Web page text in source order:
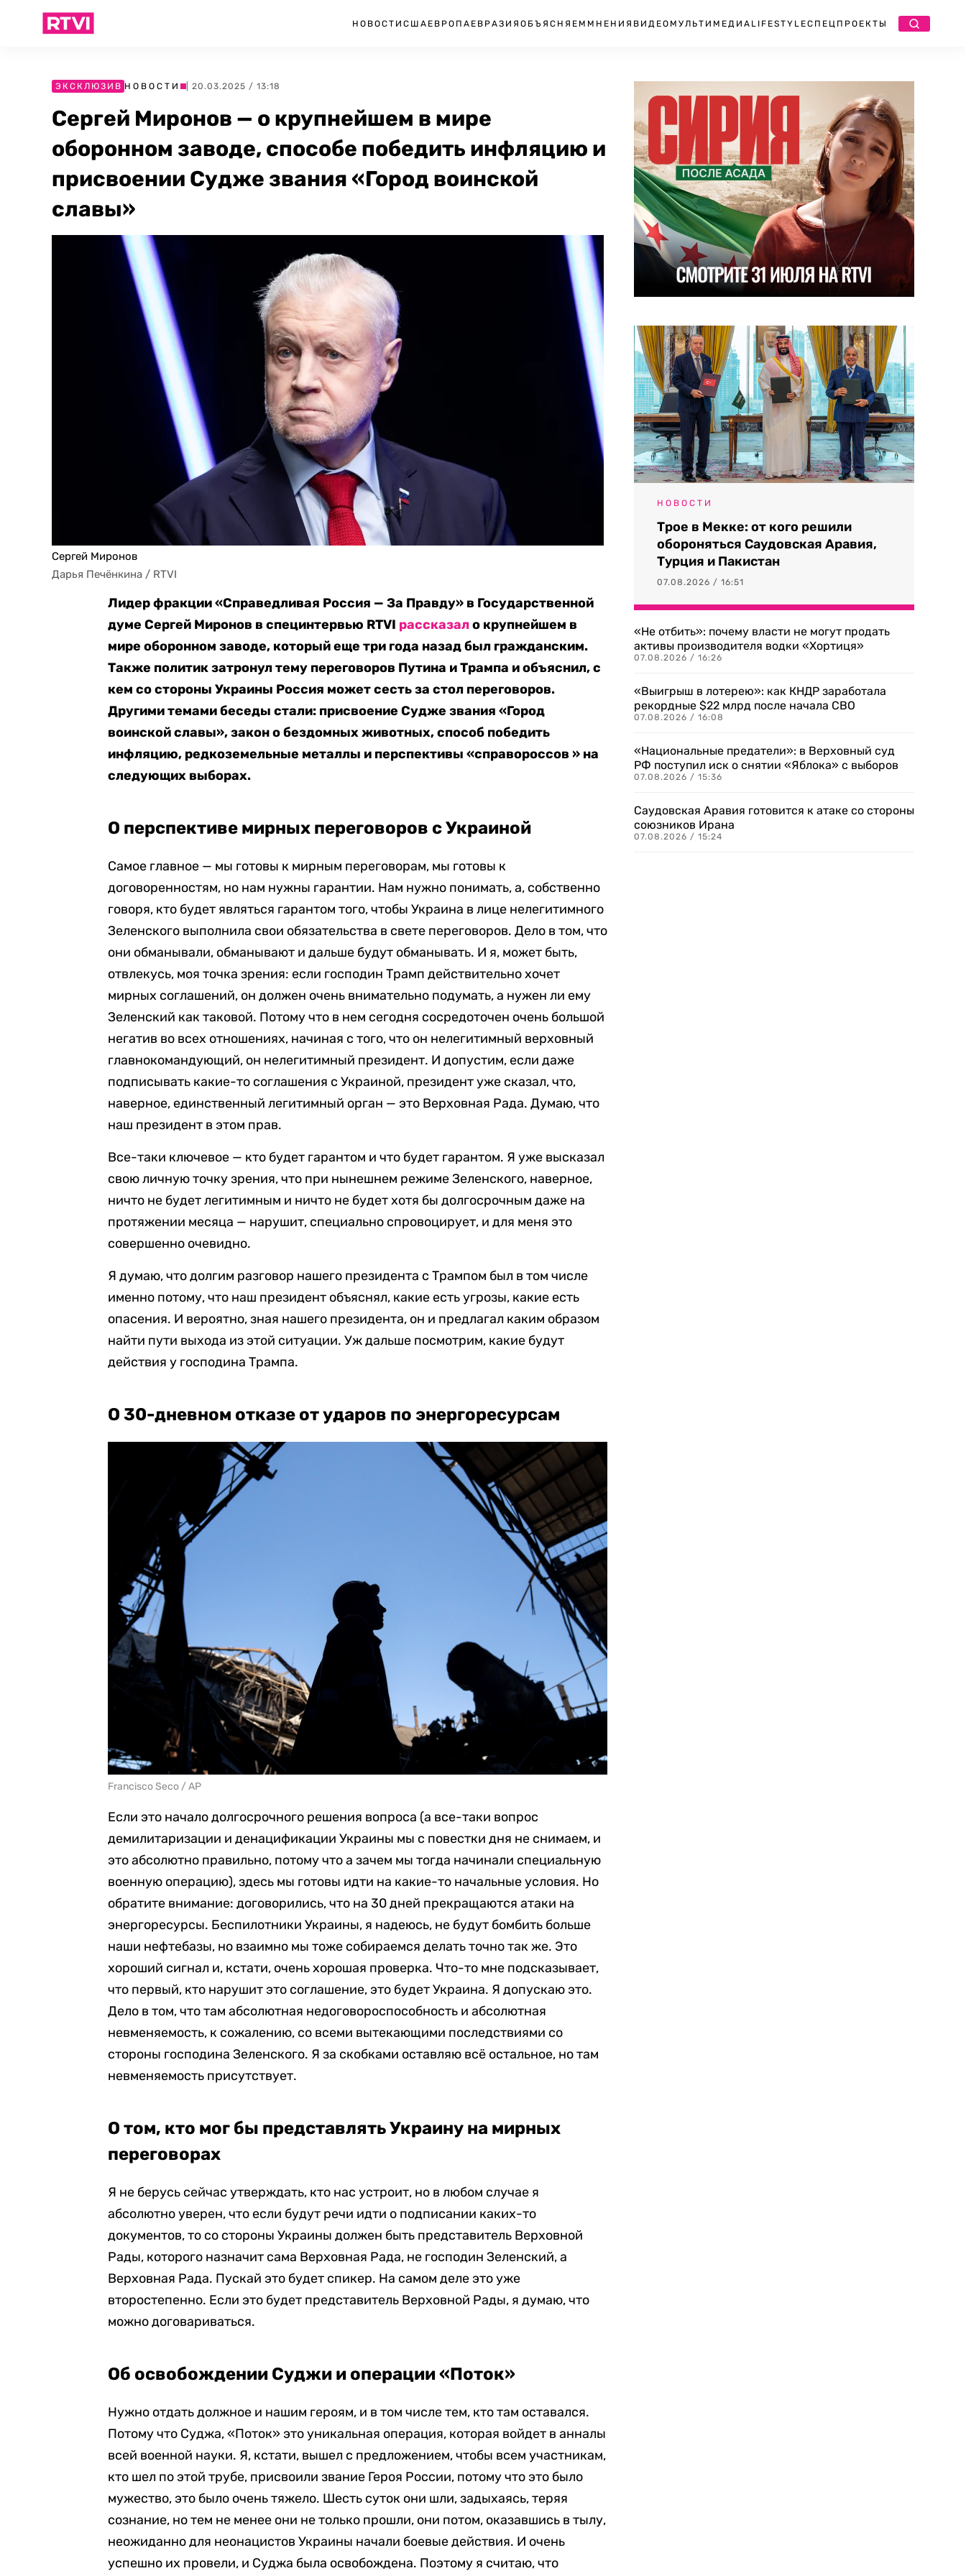
НОВОСТИ США ЕВРОПА ЕВРАЗИЯ ОБЪЯСНЯЕМ МНЕНИЯ ВИДЕО МУЛЬТИМЕДИА LIFESTYLEСПЕЦПРОЕКТЫ
ЭКСКЛЮЗИВ НОВОСТИ | 20.03.2025 / 13:18
Сергей Миронов — о крупнейшем в мире
оборонном заводе, способе победить инфляцию и
присвоении Судже звания «Город воинской
славы»
Сергей Миронов
Дарья Печёнкина / RTVI
Лидер фракции «Справедливая Россия — За Правду» в Государственной
думе Сергей Миронов в специнтервью RTVI рассказало крупнейшем в
мире оборонном заводе, который еще три года назад был гражданским.
Также политик затронул тему переговоров Путина и Трампа и объяснил, с
кем со стороны Украины Россия может сесть за стол переговоров.
Другими темами беседы стали: присвоение Судже звания «Город
воинской славы», закон о бездомных животных, способ победить
инфляцию, редкоземельные металлы и перспективы «справороссов » на
следующих выборах.
О перспективе мирных переговоров с Украиной
Самое главное — мы готовы к мирным переговорам, мы готовы к
договоренностям, но нам нужны гарантии. Нам нужно понимать, а, собственно
говоря, кто будет являться гарантом того, чтобы Украина в лице нелегитимного
Зеленского выполнила свои обязательства в свете переговоров. Дело в том, что
они обманывали, обманывают и дальше будут обманывать. И я, может быть,
отвлекусь, моя точка зрения: если господин Трамп действительно хочет
мирных соглашений, он должен очень внимательно подумать, а нужен ли ему
Зеленский как таковой. Потому что в нем сегодня сосредоточен очень большой
негатив во всех отношениях, начиная с того, что он нелегитимный верховный
главнокомандующий, он нелегитимный президент. И допустим, если даже
подписывать какие-то соглашения с Украиной, президент уже сказал, что,
наверное, единственный легитимный орган — это Верховная Рада. Думаю, что
наш президент в этом прав.
Все-таки ключевое — кто будет гарантом и что будет гарантом. Я уже высказал
свою личную точку зрения, что при нынешнем режиме Зеленского, наверное,
ничто не будет легитимным и ничто не будет хотя бы долгосрочным даже на
протяжении месяца — нарушит, специально спровоцирует, и для меня это
совершенно очевидно.
Я думаю, что долгим разговор нашего президента с Трампом был в том числе
именно потому, что наш президент объяснял, какие есть угрозы, какие есть
опасения. И вероятно, зная нашего президента, он и предлагал каким образом
найти пути выхода из этой ситуации. Уж дальше посмотрим, какие будут
действия у господина Трампа.
О 30-дневном отказе от ударов по энергоресурсам
Francisco Seco / AP
Если это начало долгосрочного решения вопроса (а все-таки вопрос
демилитаризации и денацификации Украины мы с повестки дня не снимаем, и
это абсолютно правильно, потому что а зачем мы тогда начинали специальную
военную операцию), здесь мы готовы идти на какие-то начальные условия. Но
обратите внимание: договорились, что на 30 дней прекращаются атаки на
энергоресурсы. Беспилотники Украины, я надеюсь, не будут бомбить больше
наши нефтебазы, но взаимно мы тоже собираемся делать точно так же. Это
хороший сигнал и, кстати, очень хорошая проверка. Что-то мне подсказывает,
что первый, кто нарушит это соглашение, это будет Украина. Я допускаю это.
Дело в том, что там абсолютная недоговороспособность и абсолютная
невменяемость, к сожалению, со всеми вытекающими последствиями со
стороны господина Зеленского. Я за скобками оставляю всё остальное, но там
невменяемость присутствует.
О том, кто мог бы представлять Украину на мирных
переговорах
Я не берусь сейчас утверждать, кто нас устроит, но в любом случае я
абсолютно уверен, что если будут речи идти о подписании каких-то
документов, то со стороны Украины должен быть представитель Верховной
Рады, которого назначит сама Верховная Рада, не господин Зеленский, а
Верховная Рада. Пускай это будет спикер. На самом деле это уже
второстепенно. Если это будет представитель Верховной Рады, я думаю, что
можно договариваться.
Об освобождении Суджи и операции «Поток»
Нужно отдать должное и нашим героям, и в том числе тем, кто там оставался.
Потому что Суджа, «Поток» это уникальная операция, которая войдет в анналы
всей военной науки. Я, кстати, вышел с предложением, чтобы всем участникам,
кто шел по этой трубе, присвоили звание Героя России, потому что это было
мужество, это было очень тяжело. Шесть суток они шли, задыхаясь, теряя
сознание, но тем не менее они не только прошли, они потом, оказавшись в тылу,
неожиданно для неонацистов Украины начали боевые действия. И очень
успешно их провели, и Суджа была освобождена. Поэтому я считаю, что
НОВОСТИ
Трое в Мекке: от кого решили
обороняться Саудовская Аравия,
Турция и Пакистан
07.08.2026 / 16:51
«Не отбить»: почему власти не могут продать
активы производителя водки «Хортиця»
07.08.2026 / 16:26
«Выигрыш в лотерею»: как КНДР заработала
рекордные $22 млрд после начала СВО
07.08.2026 / 16:08
«Национальные предатели»: в Верховный суд
РФ поступил иск о снятии «Яблока» с выборов
07.08.2026 / 15:36
Саудовская Аравия готовится к атаке со стороны
союзников Ирана
07.08.2026 / 15:24